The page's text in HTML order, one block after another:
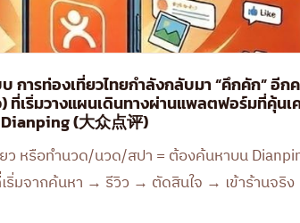
การท่องเที่ยวไทยกำลังกลับมา “คึกคัก” อีก
ที่เริ่มวางแผนเดินทางผ่านแพลตฟอร์มที่คุ้นเ
(大众点评)
ยว หรือทำนวด/นวด/สปา = ต้องค้นหาบน
ริ่มจากค้นหา → รีวิว → ตัดสินใจ → เข้าร้านจริง